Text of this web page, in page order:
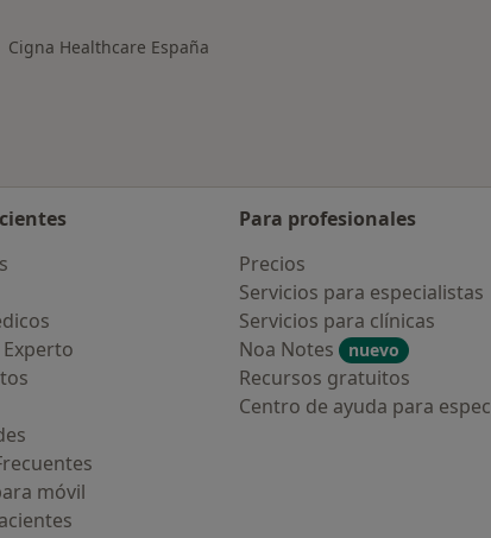
de ciudad
Cigna Healthcare España
móvil
Para profesionales
Precios
Servicios para especialistas
Servicios para clínicas
Noa Notes
nuevo
Recursos gratuitos
Centro de ayuda para